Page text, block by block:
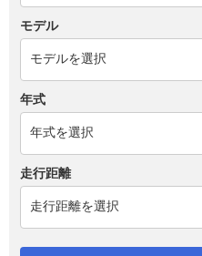
モデル
年式
走行距離